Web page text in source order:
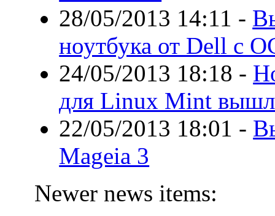
28/05/2013 14:11 -
ноутбука от Dell с
24/05/2013 18:18 -
для Linux Mint
22/05/2013 18:01 -
Mageia 3
Newer news items: